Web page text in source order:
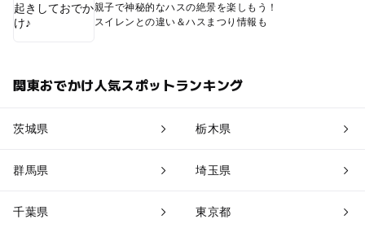
親子で神秘的なハスの絶景を楽しもう！
スイレンとの違い＆ハスまつり情報も
関東おでかけ人気スポットランキング
茨城県 栃木県
群馬県 埼玉県
千葉県 東京都